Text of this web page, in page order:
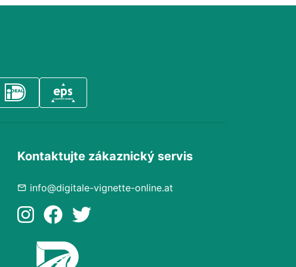
Kontaktujte zákaznický servis
info@digitale-vignette-online.at